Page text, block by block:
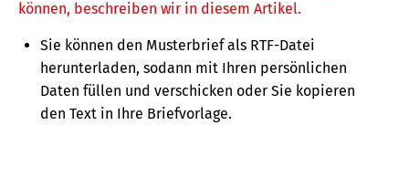
können, beschreiben wir in diesem Artikel.
Sie können den Musterbrief als RTF-Datei
herunterladen, sodann mit Ihren persönlichen
Daten füllen und verschicken oder Sie kopieren
den Text in Ihre Briefvorlage.